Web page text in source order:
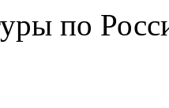
по